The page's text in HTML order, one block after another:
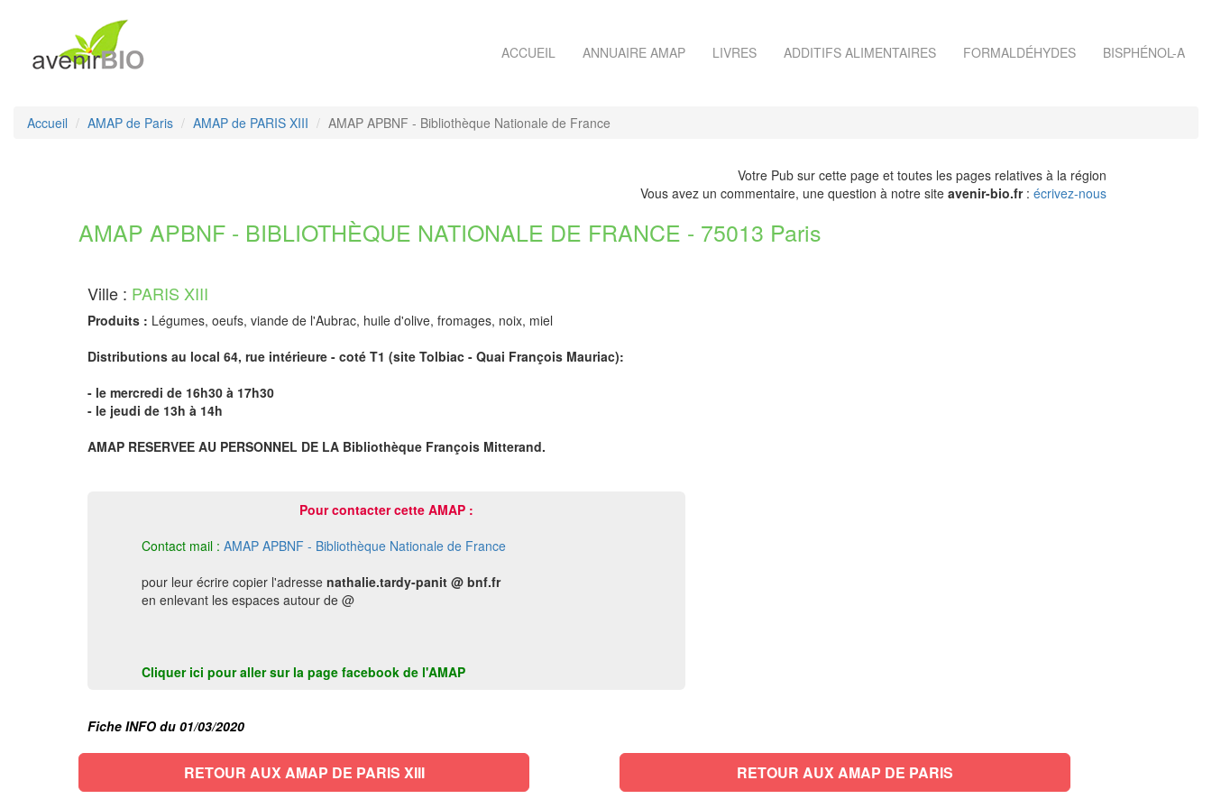
ACCUEIL ANNUAIRE AMAP LIVRES ADDITIFS ALIMENTAIRES FORMALDÉHYDES BISPHÉNOL-A
Accueil AMAP de Paris AMAP de PARIS XIII AMAP APBNF - Bibliothèque Nationale de France
Votre Pub sur cette page et toutes les pages relatives à la région
Vous avez un commentaire, une question à notre site avenir-bio.fr: écrivez-nous
AMAP APBNF - BIBLIOTHÈQUE NATIONALE DE FRANCE - 75013 Paris
Ville : PARIS XIII
Produits : Légumes, oeufs, viande de l'Aubrac, huile d'olive, fromages, noix, miel
Distributions au local 64, rue intérieure - coté T1 (site Tolbiac - Quai François Mauriac):
- le mercredi de 16h30 à 17h30
- le jeudi de 13h à 14h
AMAP RESERVEE AU PERSONNEL DE LA Bibliothèque François Mitterand.
Pour contacter cette AMAP :
Contact mail : AMAP APBNF - Bibliothèque Nationale de France
pour leur écrire copier l'adresse nathalie.tardy-panit @ bnf.fr
en enlevant les espaces autour de @
Cliquer ici pour aller sur la page facebook de l'AMAP
Fiche INFO du 01/03/2020
RETOUR AUX AMAP DE PARIS XIII RETOUR AUX AMAP DE PARIS